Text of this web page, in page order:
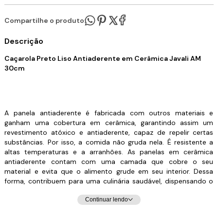
Compartilhe o produto:
Descrição
Caçarola Preto Liso Antiaderente em Cerâmica Javali AM
30cm
A panela antiaderente é fabricada com outros materiais e
ganham uma cobertura em cerâmica, garantindo assim um
revestimento atóxico e antiaderente, capaz de repelir certas
substâncias. Por isso, a comida não gruda nela. É resistente a
altas temperaturas e a arranhões. As panelas em cerâmica
antiaderente contam com uma camada que cobre o seu
material e evita que o alimento grude em seu interior. Dessa
forma, contribuem para uma culinária saudável, dispensando o
de um peixe ou filé de frango grelhado, ou não dispensa uma
Continuar lendo